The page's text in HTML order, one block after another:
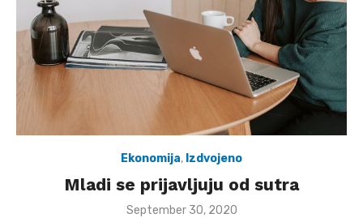
Ekonomija, Izdvojeno
Mladi se prijavljuju od sutra
Posted
September 30, 2020